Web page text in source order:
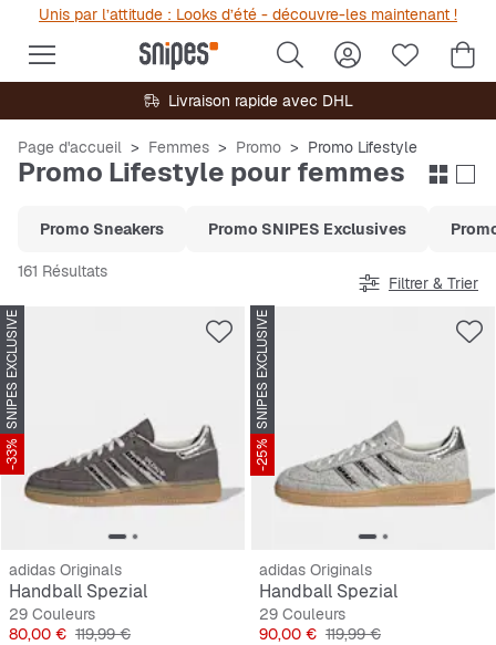
Unis par l’attitude : Looks d’été - découvre-les maintenant !
Livraison rapide avec DHL
Page d'accueil Femmes Promo Promo Lifestyle
Promo Lifestyle pour femmes
Promo Sneakers Promo SNIPES Exclusives
161 Résultats
Filtrer & Trier
SNIPES EXCLUSIVE
-33%
adidas Originals
Handball Spezial
29 Couleurs
Prix
80,00 € Prix original
119,99 €
SNIPES EXCLUSIVE
-25%
adidas Originals
Handball Spezial
29 Couleurs
Prix
90,00 € Prix original
119,99 €